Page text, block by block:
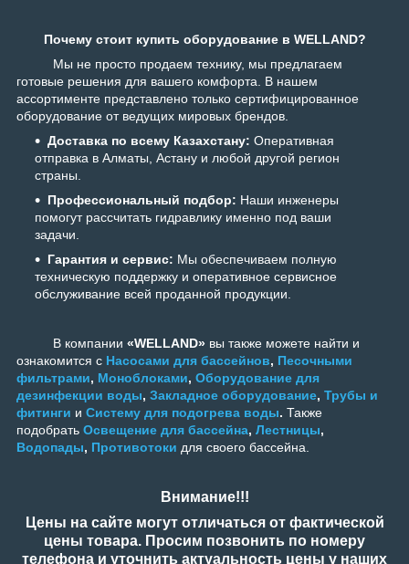
Почему стоит купить оборудование в WELLAND?
Мы не просто продаем технику, мы предлагаем
готовые решения для вашего комфорта. В нашем
ассортименте представлено только сертифицированное
оборудование от ведущих мировых брендов.
Доставка по всему Казахстану: Оперативная
отправка в Алматы, Астану и любой другой регион
страны.
Профессиональный подбор: Наши инженеры
помогут рассчитать гидравлику именно под ваши
задачи.
Гарантия и сервис: Мы обеспечиваем полную
техническую поддержку и оперативное сервисное
обслуживание всей проданной продукции.
В компании «WELLAND» вы также можете найти и
ознакомится с Насосами для бассейнов, Песочными
фильтрами, Моноблоками, Оборудование для
дезинфекции воды, Закладное оборудование, Трубы и
фитинги и Систему для подогрева воды. Также
подобрать Освещение для бассейна, Лестницы,
Водопады, Противотоки для своего бассейна.
Внимание!!!
Цены на сайте могут отличаться от фактической
цены товара. Просим позвонить по номеру
телефона и уточнить актуальность цены у наших